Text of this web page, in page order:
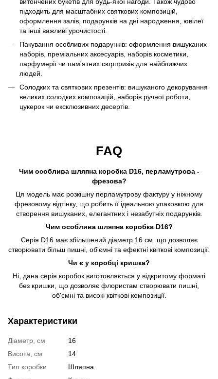
підходить для масштабних святкових композицій,
оформлення залів, подарунків на дні народження, ювілеї
та інші важливі урочистості.
Пакування особливих подарунків: оформлення вишуканих
наборів, преміальних аксесуарів, наборів косметики,
парфумерії чи пам'ятних сюрпризів для найближчих
людей.
Солодких та святкових презентів: вишуканого декорування
великих солодких композицій, наборів ручної роботи,
цукерок чи ексклюзивних десертів.
FAQ
Чим особлива шляпна коробка D16, перламутрова -
фрезова?
Ця модель має розкішну перламутрову фактуру у ніжному
фрезовому відтінку, що робить її ідеальною упаковкою для
створення вишуканих, елегантних і незабутніх подарунків.
Чим особлива шляпна коробка D16?
Серія D16 має збільшений діаметр 16 см, що дозволяє
створювати більш пишні, об'ємні та ефектні квіткові композиції.
Чи є у коробці кришка?
Ні, дана серія коробок виготовляється у відкритому форматі
без кришки, що дозволяє флористам створювати пишні,
об'ємні та високі квіткові композиції.
Характеристики
Діаметр, см
16
Висота, см
14
Тип коробки
Шляпна